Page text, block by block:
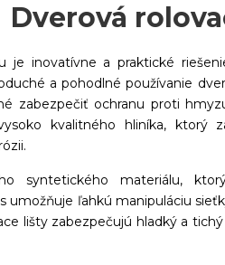
Dverová
je inovatívne a praktické
a pohodlné používanie
zabezpečiť ochranu proti
kvalitného hliníka, ktorý
syntetického materiálu,
umožňuje ľahkú manipuláciu
lišty zabezpečujú hladký a